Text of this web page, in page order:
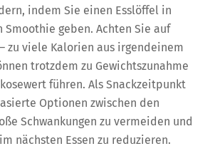
indem Sie einen Esslöffel in
Smoothie geben. Achten Sie auf
zu viele Kalorien aus irgendeinem
trotzdem zu Gewichtszunahme
führen. Als Snackzeitpunkt
Optionen zwischen den
Schwankungen zu vermeiden und
nächsten Essen zu reduzieren.